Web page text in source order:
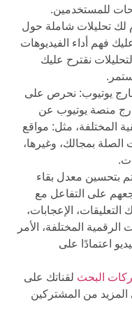
للمستخدمين.
لك تحليلات شاملة حول
فهم أداء الفيديوهات
نقترح عليك
يوتيوب: نحرص على
منصة يوتيوب عن
المختلفة، مثل: مواقع
الصلة بمجالك، وغيرها،
بتحسين معدل بقاء
على التفاعل مع
الإعجابات،
المختلفة، الأمر
اعتمادًا على
البحث لقناتك على
من المشتركين